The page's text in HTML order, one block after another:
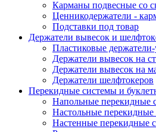
Карманы подвесные со
Ценникодержатели -
Подставки под товар
Держатели вывесок и
Пластиковые
Держатели вывесок на
Держатели вывесок на
Держатели шелфтокеров
Перекидные системы и
Напольные перекидные
Настольные перекидные
Настенные перекидные